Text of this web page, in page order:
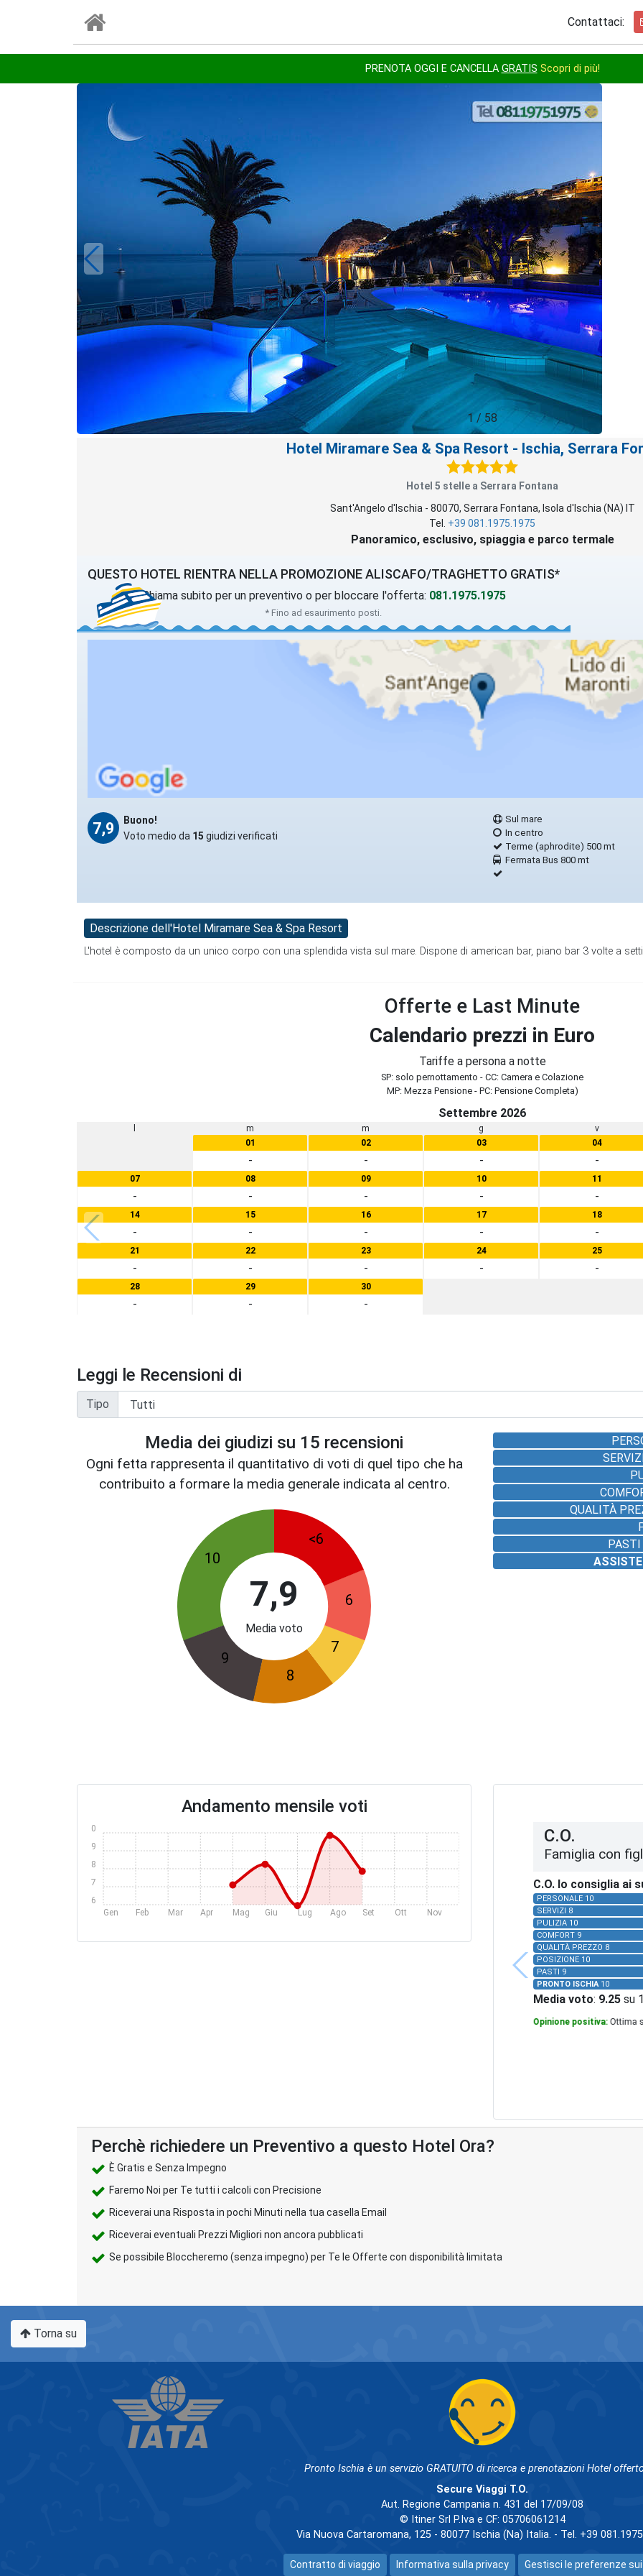
Contattaci:
PRENOTA OGGI E CANCELLA GRATIS Scopri di più!
1/ 58
Hotel Miramare Sea & Spa Resort - Ischia, Serrara
Hotel 5 stelle a Serrara Fontana
Sant'Angelo d'Ischia - 80070, Serrara Fontana, Isola d'Ischia (NA) IT
Tel. +39 081.1975.1975
Panoramico, esclusivo, spiaggia e parco termale
QUESTO HOTEL RIENTRA NELLA PROMOZIONEALISCAFO/TRAGHETTO GRATIS*
Chiama subito per un preventivo o per bloccare l'offerta: 081.1975.1975
* Fino ad esaurimento posti.
7,9
Buono!
Voto medio da 15 giudizi verificati
Sul mare
In centro
Terme (aphrodite) 500 mt
Fermata Bus 800 mt
Descrizione dell'Hotel Miramare Sea & Spa Resort
L'hotel è composto da un unico corpo con una splendida vista sul mare. Dispone di american bar, piano bar 3 volte a
Offerte e Last Minute
Calendario prezzi in Euro
Tariffe a persona a notte
SP: solo pernottamento - CC: Camera e Colazione
MP: Mezza Pensione - PC: Pensione Completa)
Settembre 2026
m m g v
01
-
02
-
03
-
04
-
07
-
08
-
09
-
10
-
11
-
14
-
15
-
16
-
17
-
18
-
21
-
22
-
23
-
24
-
25
-
28
-
29
-
30
-
Leggi le Recensioni di
Tipo
Media dei giudizi su 15 recensioni
Ogni fetta rappresenta il quantitativo di voti di quel tipo che ha
contribuito a formare la media generale indicata al centro.
7,9
Media voto
<6
6
7
8
9
10
QUALITÀ
PASTI
Andamento mensile voti
Gen Feb Mar Apr Mag Giu Lug Ago Set Ott Nov
6
7
8
9
10
C.O.
Famiglia con
C.O. lo consiglia ai
PERSONALE 10
SERVIZI 8
PULIZIA 10
COMFORT 9
QUALITÀ PREZZO 8
POSIZIONE 10
PASTI 9
PRONTO ISCHIA10
Media voto: 9.25su
Opinione positiva: Ottima
Perchè richiedere un Preventivo a questo Hotel Ora?
È Gratis e Senza Impegno
Faremo Noi per Te tutti i calcoli con Precisione
Riceverai una Risposta in pochi Minuti nella tua casella Email
Riceverai eventuali Prezzi Migliori non ancora pubblicati
Se possibile Bloccheremo (senza impegno) per Te le Offerte con disponibilità limitata
Torna su
Pronto Ischia è un servizio GRATUITO di ricerca e prenotazioni Hotel
Secure Viaggi T.O.
Aut. Regione Campania n. 431 del 17/09/08
© Itiner Srl P.Iva e CF: 05706061214
Via Nuova Cartaromana, 125 - 80077 Ischia (Na) Italia. - Tel. +39
Contratto di viaggio Informativa sulla privacy Gestisci le preferenze